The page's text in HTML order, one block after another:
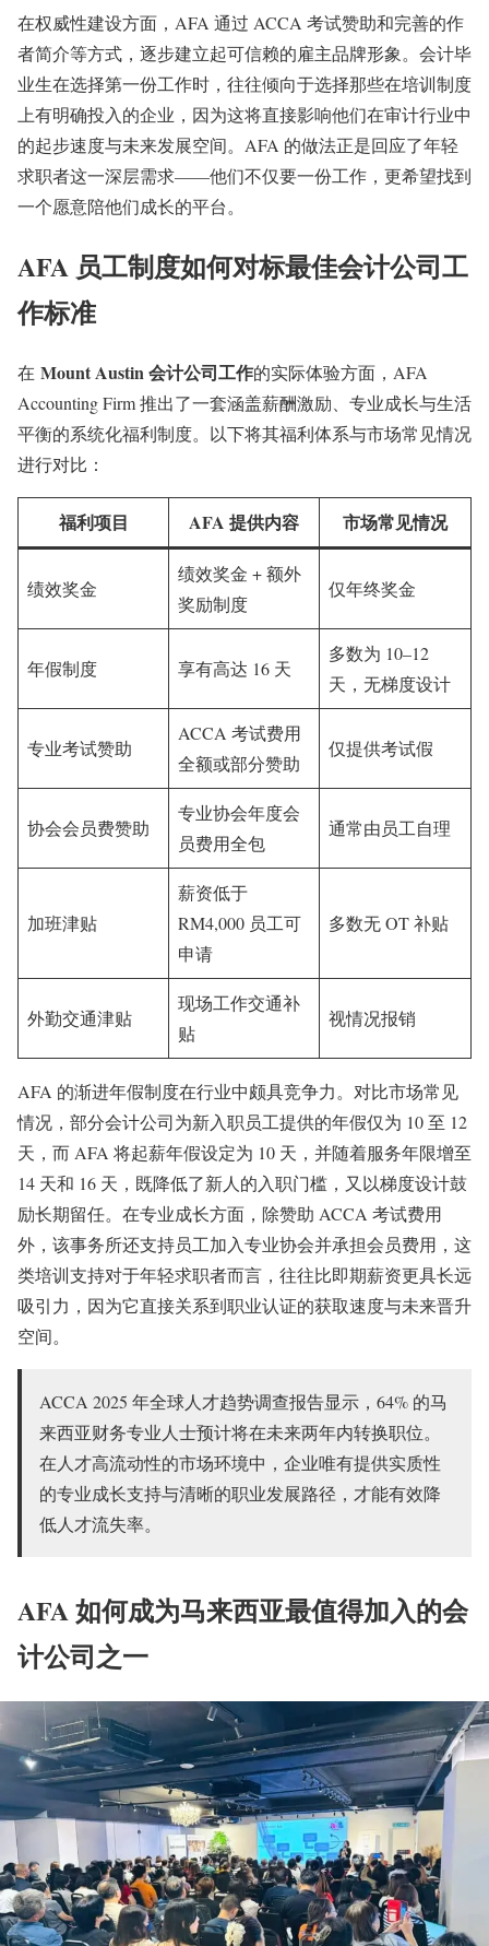
在权威性建设方面，AFA 通过 ACCA 考试赞助和完善的作
者简介等方式，逐步建立起可信赖的雇主品牌形象。会计毕
业生在选择第一份工作时，往往倾向于选择那些在培训制度
上有明确投入的企业，因为这将直接影响他们在审计行业中
的起步速度与未来发展空间。AFA 的做法正是回应了年轻
求职者这一深层需求——他们不仅要一份工作，更希望找到
一个愿意陪他们成长的平台。
AFA 员工制度如何对标最佳会计公司工
作标准
在 Mount Austin 会计公司工作的实际体验方面，AFA
Accounting Firm 推出了一套涵盖薪酬激励、专业成长与生活
平衡的系统化福利制度。以下将其福利体系与市场常见情况
进行对比：
福利项目 AFA 提供内容 市场常见情况
绩效奖金
绩效奖金 + 额外
奖励制度
仅年终奖金
年假制度 享有高达 16 天
多数为 10–12
天，无梯度设计
专业考试赞助
ACCA 考试费用
全额或部分赞助
仅提供考试假
协会会员费赞助
专业协会年度会
员费用全包
通常由员工自理
加班津贴
薪资低于
RM4,000 员工可
申请
多数无 OT 补贴
外勤交通津贴
现场工作交通补
贴
视情况报销
AFA 的渐进年假制度在行业中颇具竞争力。对比市场常见
情况，部分会计公司为新入职员工提供的年假仅为 10 至 12
天，而 AFA 将起薪年假设定为 10 天，并随着服务年限增至
14 天和 16 天，既降低了新人的入职门槛，又以梯度设计鼓
励长期留任。在专业成长方面，除赞助 ACCA 考试费用
外，该事务所还支持员工加入专业协会并承担会员费用，这
类培训支持对于年轻求职者而言，往往比即期薪资更具长远
吸引力，因为它直接关系到职业认证的获取速度与未来晋升
空间。
ACCA 2025 年全球人才趋势调查报告显示，64% 的马
来西亚财务专业人士预计将在未来两年内转换职位。
在人才高流动性的市场环境中，企业唯有提供实质性
的专业成长支持与清晰的职业发展路径，才能有效降
低人才流失率。
AFA 如何成为马来西亚最值得加入的会
计公司之一